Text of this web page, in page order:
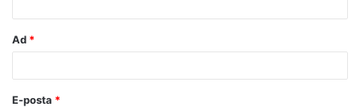
Ad *
E-posta *